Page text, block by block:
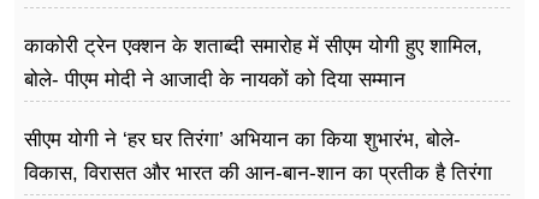
काकोरी ट्रेन एक्शन के शताब्दी समारोह में सीएम योगी हुए शामिल,
बोले- पीएम मोदी ने आजादी के नायकों को दिया सम्मान
सीएम योगी ने ‘हर घर तिरंगा’ अभियान का किया शुभारंभ, बोले-
विकास, विरासत और भारत की आन-बान-शान का प्रतीक है तिरंगा